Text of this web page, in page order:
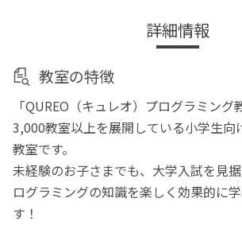
詳細情報
教室の特徴
「QUREO（キュレオ）プログラミング
3,000教室以上を展開している小学生向
教室です。
未経験のお子さまでも、大学入試を見
ログラミングの知識を楽しく効果的に
す！